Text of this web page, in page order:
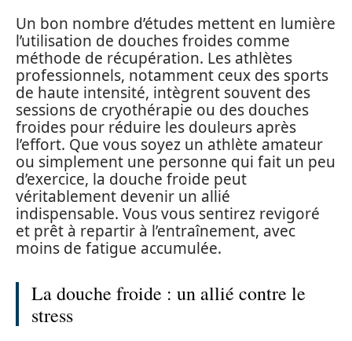
Un bon nombre d’études mettent en lumière
l’utilisation de douches froides comme
méthode de récupération. Les athlètes
professionnels, notamment ceux des sports
de haute intensité, intègrent souvent des
sessions de cryothérapie ou des douches
froides pour réduire les douleurs après
l’effort. Que vous soyez un athlète amateur
ou simplement une personne qui fait un peu
d’exercice, la douche froide peut
véritablement devenir un allié
indispensable. Vous vous sentirez revigoré
et prêt à repartir à l’entraînement, avec
moins de fatigue accumulée.
La douche froide : un allié contre le
stress